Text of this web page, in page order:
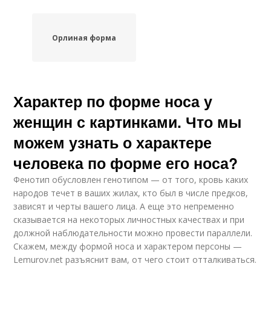
Орлиная форма
Характер по форме носа у
женщин с картинками. Что мы
можем узнать о характере
человека по форме его носа?
Фенотип обусловлен генотипом — от того, кровь каких
народов течет в ваших жилах, кто был в числе предков,
зависят и черты вашего лица. А еще это непременно
сказывается на некоторых личностных качествах и при
должной наблюдательности можно провести параллели.
Скажем, между формой носа и характером персоны —
Lemurov.net разъяснит вам, от чего стоит отталкиваться.